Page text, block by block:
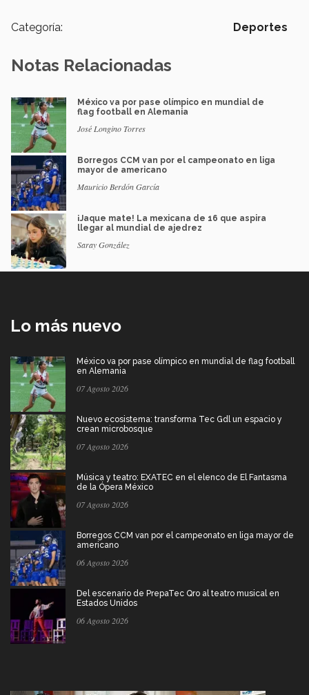
Categoría: Deportes
Notas Relacionadas
México va por pase olímpico en mundial de
flag football en Alemania
José Longino Torres
Borregos CCM van por el campeonato en liga
mayor de americano
Mauricio Berdón García
¡Jaque mate! La mexicana de 16 que aspira
llegar al mundial de ajedrez
Saray González
Lo más nuevo
México va por pase olímpico en mundial de flag football
en Alemania
07 Agosto 2026
Nuevo ecosistema: transforma Tec Gdl un espacio y
crean microbosque
07 Agosto 2026
Música y teatro: EXATEC en el elenco de El Fantasma
de la Ópera México
07 Agosto 2026
Borregos CCM van por el campeonato en liga mayor de
americano
06 Agosto 2026
Del escenario de PrepaTec Qro al teatro musical en
Estados Unidos
06 Agosto 2026